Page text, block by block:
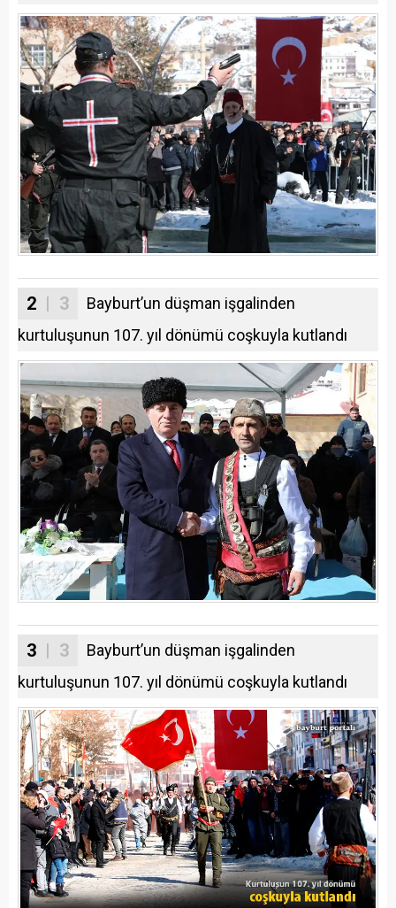
2 | 3
Bayburt’un düşman işgalinden
kurtuluşunun 107. yıl dönümü coşkuyla kutlandı
3 | 3
Bayburt’un düşman işgalinden
kurtuluşunun 107. yıl dönümü coşkuyla kutlandı